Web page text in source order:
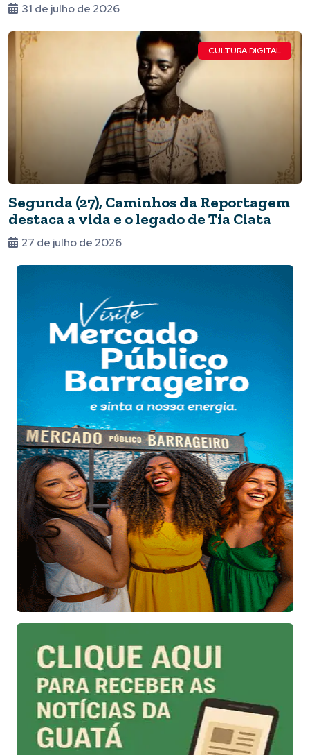
31 de julho de 2026
CULTURA DIGITAL
Segunda (27), Caminhos da Reportagem
destaca a vida e o legado de Tia Ciata
27 de julho de 2026